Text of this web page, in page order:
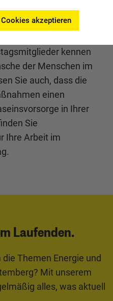
Arbeit im
kennen
der Menschen im
Sie auch, dass die
einen
in Ihrer
Sie
Ihre Arbeit im
Laufenden.
Themen Energie und
Mit unserem
alles, was aktuell
akzeptieren